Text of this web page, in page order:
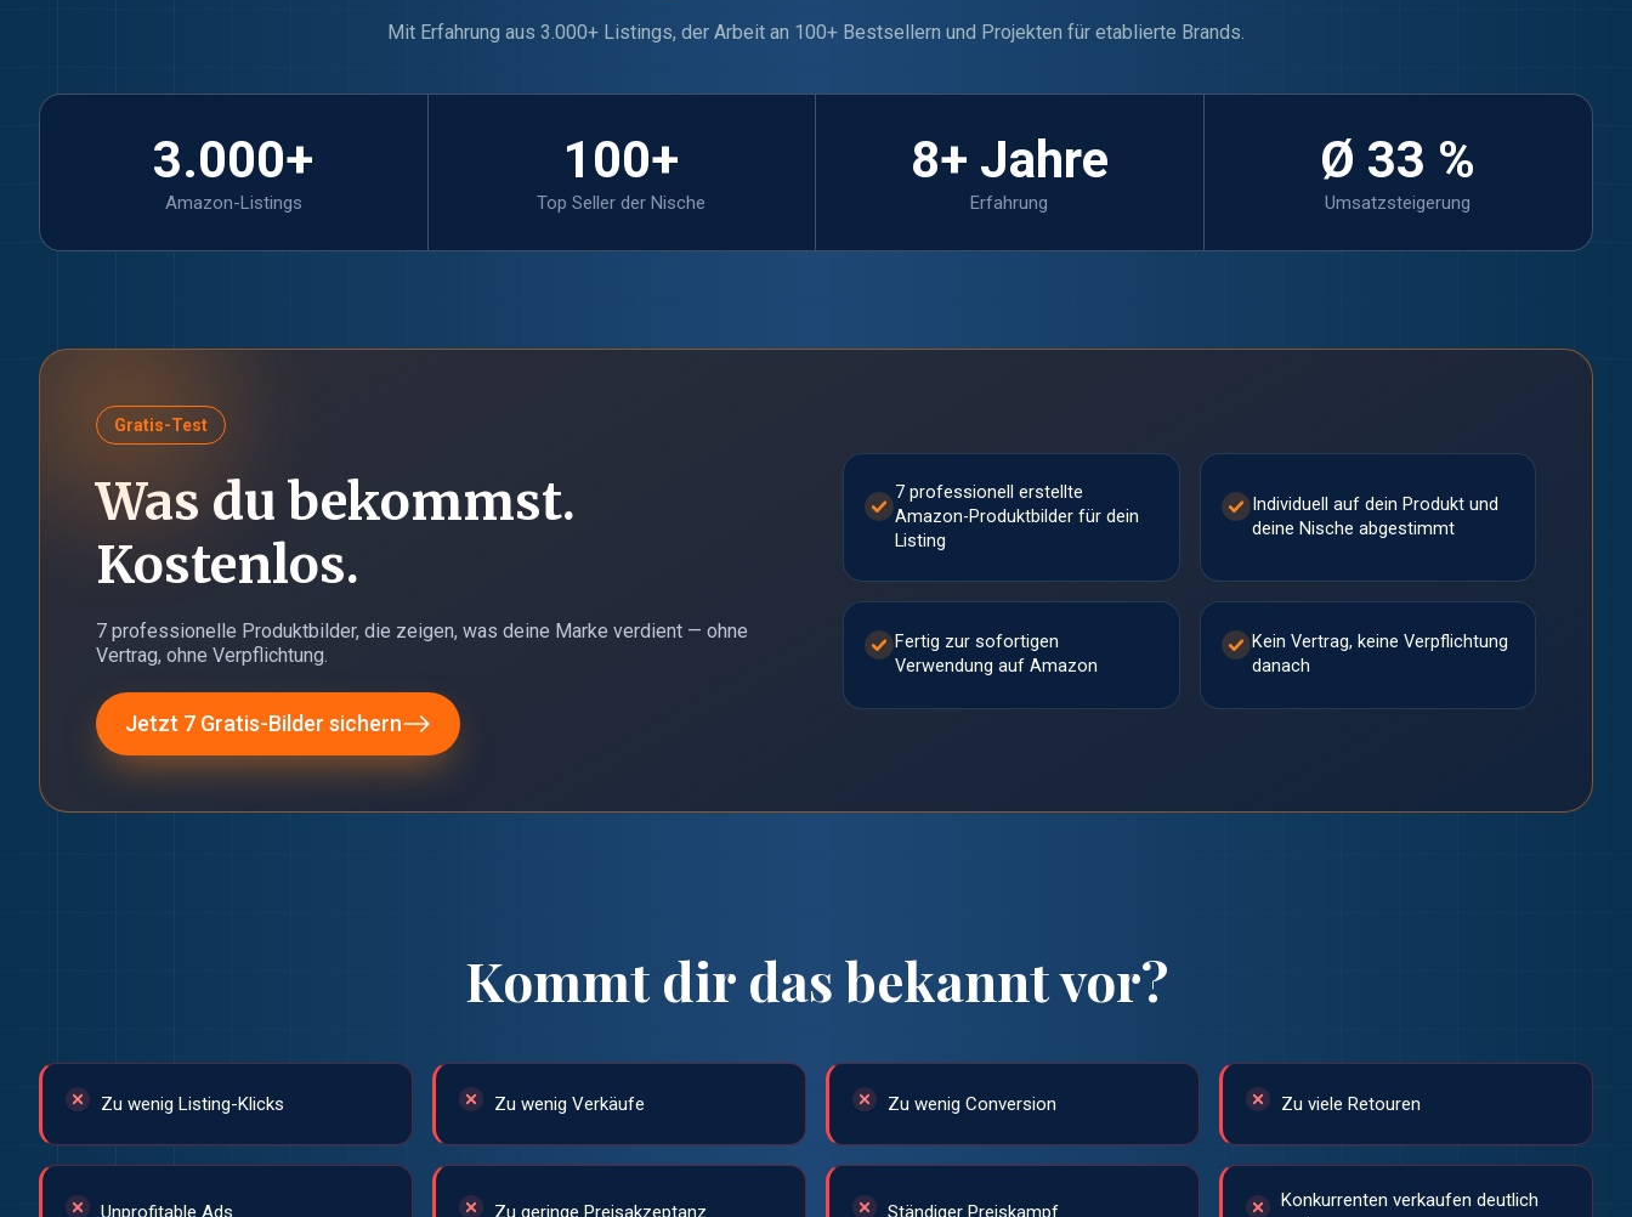
Mit Erfahrung aus 3.000+ Listings, der Arbeit an 100+ Bestsellern und Projekten für etablierte Brands.
3.000+
Amazon-Listings
100+
Top Seller der Nische
8+ Jahre
Erfahrung
Ø 33 %
Umsatzsteigerung
Gratis-Test
Was du bekommst.
Kostenlos.
7 professionelle Produktbilder, die zeigen, was deine Marke verdient — ohne
Vertrag, ohne Verpflichtung.
Jetzt 7 Gratis-Bilder sichern
Individuell auf dein Produkt und
deine Nische abgestimmt
Fertig zur sofortigen
Verwendung auf Amazon
Kein Vertrag, keine Verpflichtung
danach
7 professionell erstellte
Amazon-Produktbilder für dein
Listing
Kommt dir das bekannt vor?
Zu wenig Listing-Klicks Zu wenig Verkäufe Zu wenig Conversion Zu viele Retouren
Unprofitable Ads Zu geringe Preisakzeptanz Ständiger Preiskampf
Konkurrenten verkaufen deutlich